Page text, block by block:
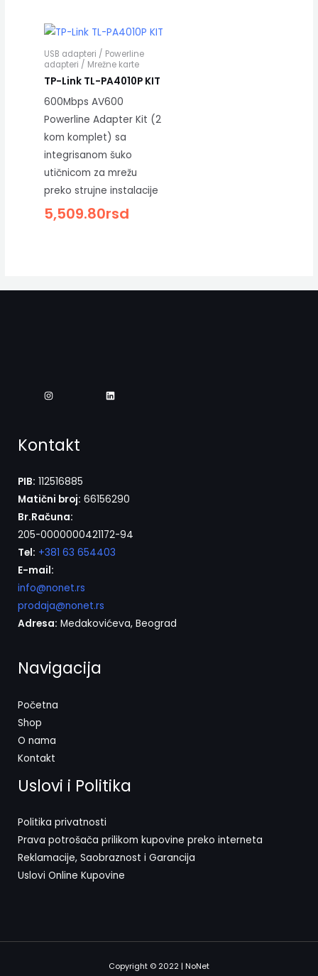
USB adapteri / Powerline
adapteri / Mrežne karte
TP-Link TL-PA4010P KIT
600Mbps AV600
Powerline Adapter Kit (2
kom komplet) sa
integrisanom šuko
utičnicom za mrežu
preko strujne instalacije
5,509.80rsd
Kontakt
PIB: 112516885
Matični broj: 66156290
Br.Računa:
205-0000000421172-94
Tel: +381 63 654403
E-mail:
info@nonet.rs
prodaja@nonet.rs
Adresa: Medakovićeva, Beograd
Navigacija
Početna
Shop
O nama
Kontakt
Uslovi i Politika
Politika privatnosti
Prava potrošača prilikom kupovine preko interneta
Reklamacije, Saobraznost i Garancija
Uslovi Online Kupovine
Copyright © 2022 | NoNet